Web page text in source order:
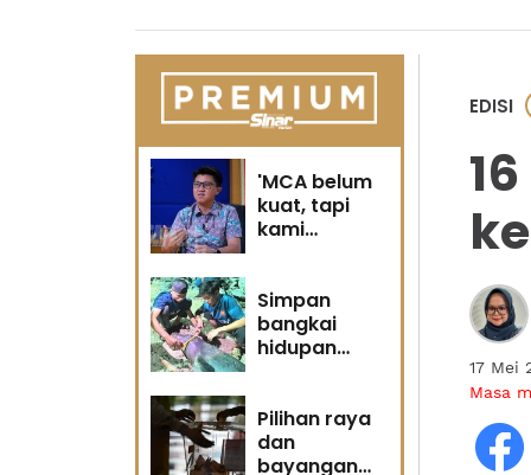
'MCA belum
kuat, tapi
kami
Simpan
bangkai
hidupan
Pilihan raya
dan
bayangan
EDISI
17 Mei
Masa